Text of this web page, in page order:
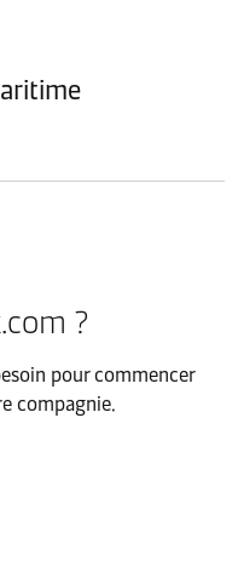
?
pour commencer
compagnie.